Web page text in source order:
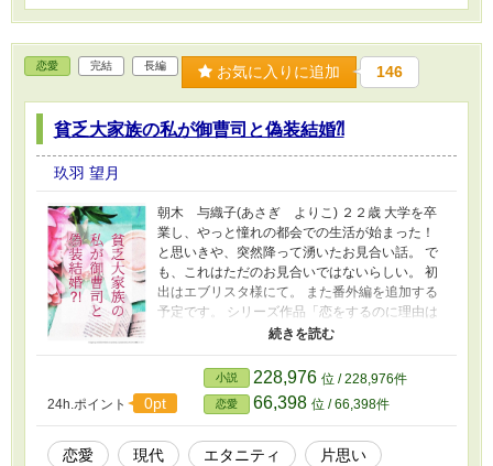
「天使に出会った日」
恋愛 完結 長編 お気に入りに追加 146
貧乏大家族の私が御曹司と偽装結婚⁈
玖羽 望月
朝木 与織子(あさぎ よりこ) ２２歳 大学を卒
業し、やっと憧れの都会での生活が始まった！
と思いきや、突然降って湧いたお見合い話。 で
も、これはただのお見合いではないらしい。 初
出はエブリスタ様にて。 また番外編を追加する
予定です。 シリーズ作品「恋をするのに理由は
いらない」公開中です。 表紙は、「かんたん表
紙メーカー」様
https://sscard.monokakitools.net/covermaker.htm
lで作成しました。
24h.ポイント
0pt
小説 228,976 位 / 228,976件
恋愛 66,398 位 / 66,398件
恋愛 現代 エタニティ
片思い